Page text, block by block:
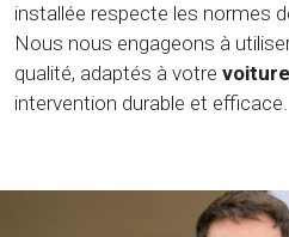
installée respecte les normes
Nous nous engageons à
qualité, adaptés à votre voiture
intervention durable et efficace.